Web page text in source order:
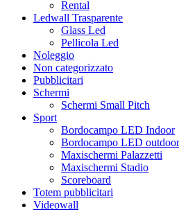
Rental
Ledwall Trasparente
Glass Led
Pellicola Led
Noleggio
Non categorizzato
Pubblicitari
Schermi
Schermi Small Pitch
Sport
Bordocampo LED Indoor
Bordocampo LED outdoor
Maxischermi Palazzetti
Maxischermi Stadio
Scoreboard
Totem pubblicitari
Videowall